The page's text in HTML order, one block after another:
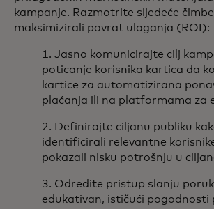
kampanje. Razmotrite sljedeće
maksimizirali povrat ulaganja (ROI):
1. Jasno komunicirajte cilj
poticanje korisnika kartica da
kartice za automatizirana
plaćanja ili na platformama za
2. Definirajte ciljanu publiku
identificirali relevantne
pokazali nisku potrošnju u
3. Odredite pristup slanju
edukativan, ističući pogodnosti